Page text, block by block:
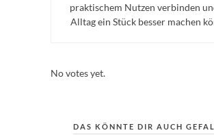
praktischem Nutzen verbinden
Alltag ein Stück besser machen
No votes yet.
DAS KÖNNTE DIR AUCH